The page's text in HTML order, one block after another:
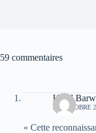
59 commentaires
Hend
29 OCTOBRE
« Cette